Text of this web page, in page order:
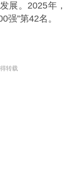
展。2025年，
强”第42名。
转载